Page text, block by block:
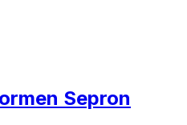
Sepron